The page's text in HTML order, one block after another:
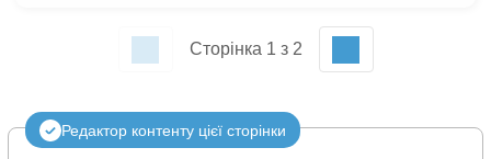
Сторінка 1 з 2
Редактор контенту цієї сторінки